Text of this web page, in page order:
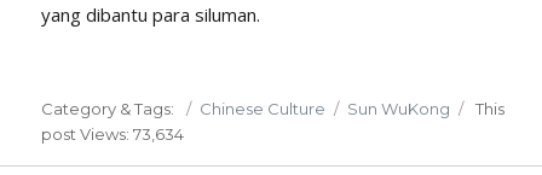
yang dibantu para siluman.
Category & Tags:
Posted
on
Categories
Chinese Culture Tags
Sun WuKong
This
postViews: 73,634